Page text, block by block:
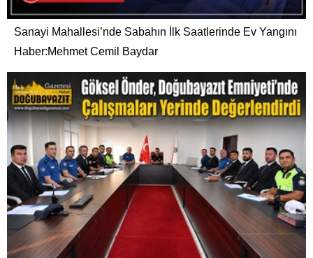
Sanayi Mahallesi’nde Sabahın İlk Saatlerinde Ev Yangını
Haber:Mehmet Cemil Baydar